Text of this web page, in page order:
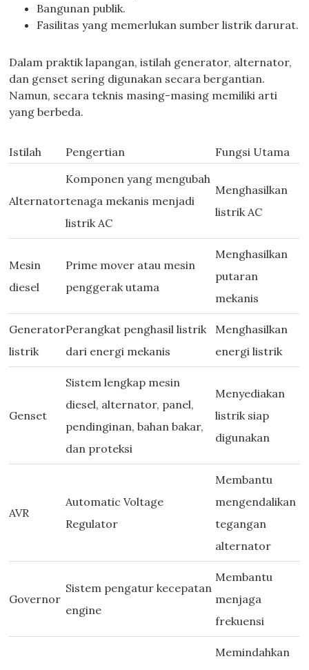
Bangunan publik.
Fasilitas yang memerlukan sumber listrik darurat.
Dalam praktik lapangan, istilah generator, alternator,
dan genset sering digunakan secara bergantian.
Namun, secara teknis masing-masing memiliki arti
yang berbeda.
Istilah Pengertian Fungsi Utama
Alternator
Komponen yang mengubah
tenaga mekanis menjadi
listrik AC
Menghasilkan
listrik AC
Mesin
diesel
Prime mover atau mesin
penggerak utama
Menghasilkan
putaran
mekanis
Generator
listrik
Perangkat penghasil listrik
dari energi mekanis
Menghasilkan
energi listrik
Genset
Sistem lengkap mesin
diesel, alternator, panel,
pendinginan, bahan bakar,
dan proteksi
Menyediakan
listrik siap
digunakan
AVR
Automatic Voltage
Regulator
Membantu
mengendalikan
tegangan
alternator
Governor
Sistem pengatur kecepatan
engine
Membantu
menjaga
frekuensi
Memindahkan